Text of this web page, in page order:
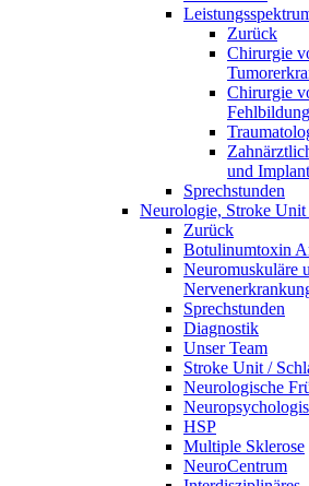
Zurück
Chirurgie
Chirurgie
und
Sprechstunden
Neurologie, Stroke
Zurück
Botulinumtoxin
Neuromuskuläre
Sprechstunden
Diagnostik
Unser Team
Stroke Unit /
Neurologische
HSP
Multiple Sklerose
NeuroCentrum